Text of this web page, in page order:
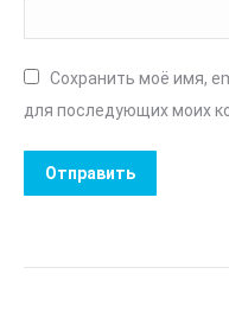
Сохранить моё имя,
для последующих моих